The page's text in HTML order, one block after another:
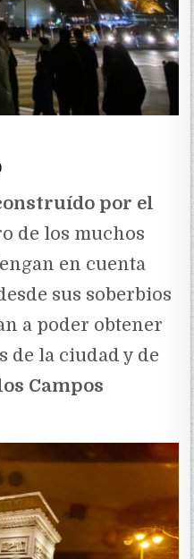
por el
de los muchos
en cuenta
sus soberbios
a poder obtener
de la ciudad y de
Campos